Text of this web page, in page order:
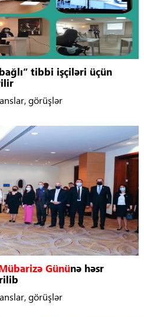
tibbi işçiləri üçün
görüşlər
Gününə həsr
görüşlər